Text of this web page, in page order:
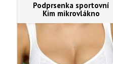
Podprsenka sportovní
Kim mikrovlákno